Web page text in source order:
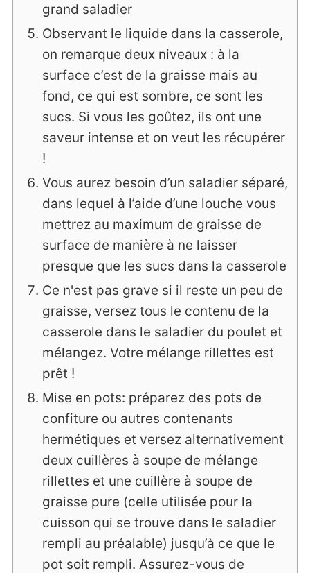
grand saladier
Observant le liquide dans la casserole,
on remarque deux niveaux : à la
surface c’est de la graisse mais au
fond, ce qui est sombre, ce sont les
sucs. Si vous les goûtez, ils ont une
saveur intense et on veut les récupérer
!
Vous aurez besoin d’un saladier séparé,
dans lequel à l’aide d’une louche vous
mettrez au maximum de graisse de
surface de manière à ne laisser
presque que les sucs dans la casserole
Ce n'est pas grave si il reste un peu de
graisse, versez tous le contenu de la
casserole dans le saladier du poulet et
mélangez. Votre mélange rillettes est
prêt !
Mise en pots: préparez des pots de
confiture ou autres contenants
hermétiques et versez alternativement
deux cuillères à soupe de mélange
rillettes et une cuillère à soupe de
graisse pure (celle utilisée pour la
cuisson qui se trouve dans le saladier
rempli au préalable) jusqu’à ce que le
pot soit rempli. Assurez-vous de